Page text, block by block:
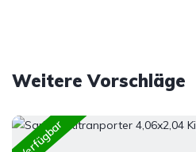
Weitere Vorschläge
Verfügbar